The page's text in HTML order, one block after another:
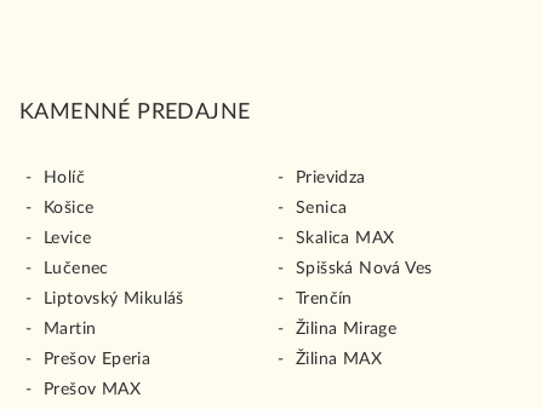
KAMENNÉ PREDAJNE
Holíč
Košice
Levice
Lučenec
Liptovský Mikuláš
Martin
Prešov Eperia
Prešov MAX
Prievidza
Senica
Skalica MAX
Spišská Nová Ves
Trenčín
Žilina Mirage
Žilina MAX